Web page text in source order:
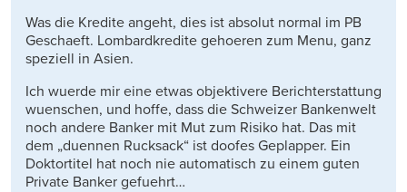
Was die Kredite angeht, dies ist absolut normal im PB
Geschaeft. Lombardkredite gehoeren zum Menu, ganz
speziell in Asien.
Ich wuerde mir eine etwas objektivere Berichterstattung
wuenschen, und hoffe, dass die Schweizer Bankenwelt
noch andere Banker mit Mut zum Risiko hat. Das mit
dem „duennen Rucksack“ ist doofes Geplapper. Ein
Doktortitel hat noch nie automatisch zu einem guten
Private Banker gefuehrt…